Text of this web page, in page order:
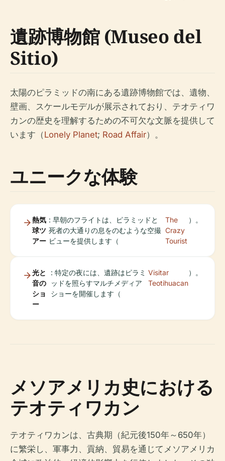
遺跡博物館 (Museo del
Sitio)
太陽のピラミッドの南にある遺跡博物館では、遺物、
壁画、スケールモデルが展示されており、テオティワ
カンの歴史を理解するための不可欠な文脈を提供して
います（Lonely Planet; Road Affair）。
ユニークな体験
熱気
球ツ
アー
: 早朝のフライトは、ピラミッドと
死者の大通りの息をのむような空撮
ビューを提供します（
The
Crazy
Tourist
）。
光と
音の
ショ
ー
: 特定の夜には、遺跡はピラミ
ッドを照らすマルチメディア
ショーを開催します（
Visitar
Teotihuacan
）。
メソアメリカ史における
テオティワカン
テオティワカンは、古典期（紀元後150年～650年）
に繁栄し、軍事力、貢納、貿易を通じてメソアメリカ